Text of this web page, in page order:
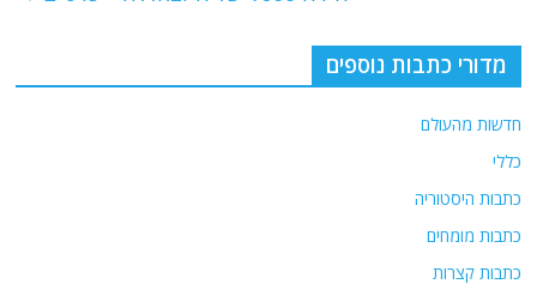
מדורי כתבות נוספים
חדשות מהעולם
כללי
כתבות היסטוריה
כתבות מומחים
כתבות קצרות